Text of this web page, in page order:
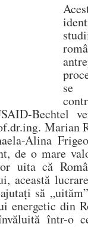
se
Bechtel
Marian
Alina
de o mare
uita că
această
să
energetic din
într-o